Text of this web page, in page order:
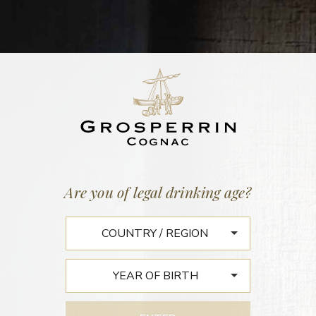
/ News
– 2014
Le bel âge
Passé 20 ans, les digestifs charentais et gascons livrent toute
la noblesse de leurs arômes. Voyage dans le temps.
Par Roberto Petronio/illustration Lauren Mortimer
Are you of legal drinking age?